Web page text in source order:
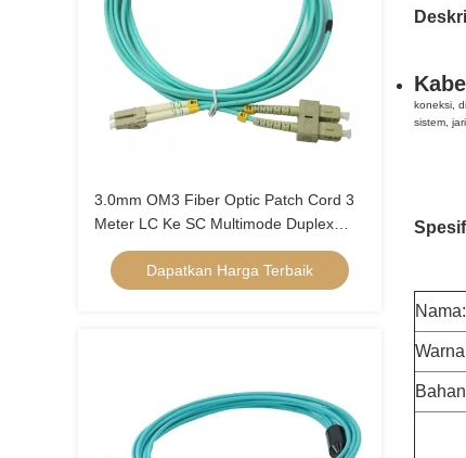
3.0mm OM3 Fiber Optic Patch Cord 3
Meter LC Ke SC Multimode Duplex
Fiber Optic Patch Cable
Dapatkan Harga Terbaik
koneksi,
sistem,
Nama:
Bahan